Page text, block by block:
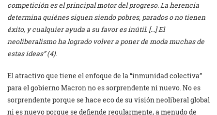
competición es el principal motor del progreso.La herencia
determina quiénes siguen siendo pobres, parados o no tienen
éxito, y cualquier ayuda a su favor es inútil. […]El
neoliberalismo ha logrado volver a poner de moda muchas de
estas ideas” (4).
El atractivo que tiene el enfoque de la “inmunidad colectiva”
para el gobierno Macron no es sorprendente ni nuevo. No es
sorprendente porque se hace eco de su visión neoliberal global
ni es nuevo porque se defiende regularmente, a menudo de